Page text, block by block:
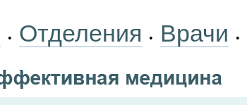
• Отделения • Врачи •